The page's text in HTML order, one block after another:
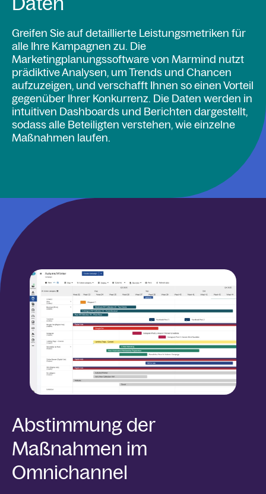
Greifen Sie auf detaillierte Leistungsmetriken für
alle Ihre Kampagnen zu. Die
Marketingplanungssoftware von Marmind nutzt
prädiktive Analysen, um Trends und Chancen
aufzuzeigen, und verschafft Ihnen so einen Vorteil
gegenüber Ihrer Konkurrenz. Die Daten werden in
intuitiven Dashboards und Berichten dargestellt,
sodass alle Beteiligten verstehen, wie einzelne
Maßnahmen laufen.
Abstimmung der
Maßnahmen im
Omnichannel